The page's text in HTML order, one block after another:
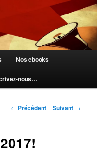
Nos ebooks
nous…
Navigation
← Précédent Suivant →